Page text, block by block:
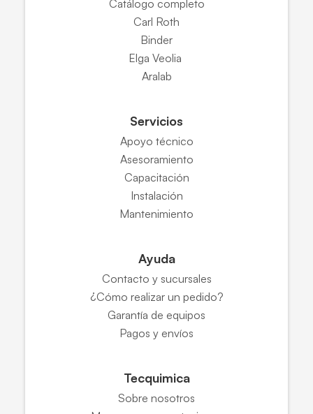
Catálogo completo
Carl Roth
Binder
Elga Veolia
Aralab
Servicios
Apoyo técnico
Asesoramiento
Capacitación
Instalación
Mantenimiento
Ayuda
Contacto y sucursales
¿Cómo realizar un pedido?
Garantía de equipos
Pagos y envíos
Tecquimica
Sobre nosotros